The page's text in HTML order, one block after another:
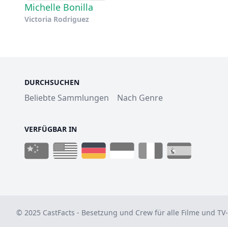
Michelle Bonilla
Victoria Rodriguez
DURCHSUCHEN
Beliebte Sammlungen Nach Genre
VERFÜGBAR IN
© 2025 CastFacts - Besetzung und Crew für alle Filme und